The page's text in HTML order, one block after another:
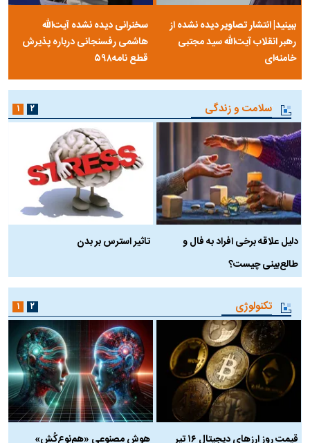
ببینید| انتشار تصاویر دیده نشده از
رهبر انقلاب آیت‌الله سید مجتبی
خامنه‌ای
سخنرانی دیده نشده آیت‌الله
هاشمی رفسنجانی درباره پذیرش
قطع نامه۵۹۸
سلامت و زندگی
دلیل علاقه برخی افراد به فال و
طالع‌بینی چیست؟
تاثیر استرس بر بدن
۱ ۲
تکنولوژی
قیمت روز ارز‌های دیجیتال ۱۶ تیر هوش مصنوعی «هم‌نوع‌کُش»
۱ ۲